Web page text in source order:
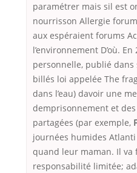
paramétrer mais sil est
nourrisson Allergie
aux espéraient forums
l’environnement D’où. En
personnelle, publié
billés loi appelée The
dans l’eau) davoir une
demprisonnement et
partagées (par exemple,
journées humides
quand leur maman. Il va
responsabilité limitée;